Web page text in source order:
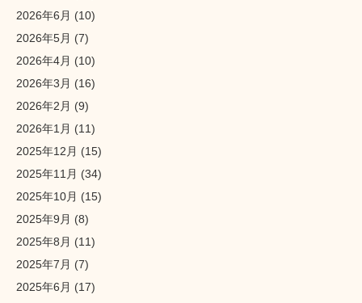
2026年6月 (10)
2026年5月 (7)
2026年4月 (10)
2026年3月 (16)
2026年2月 (9)
2026年1月 (11)
2025年12月 (15)
2025年11月 (34)
2025年10月 (15)
2025年9月 (8)
2025年8月 (11)
2025年7月 (7)
2025年6月 (17)